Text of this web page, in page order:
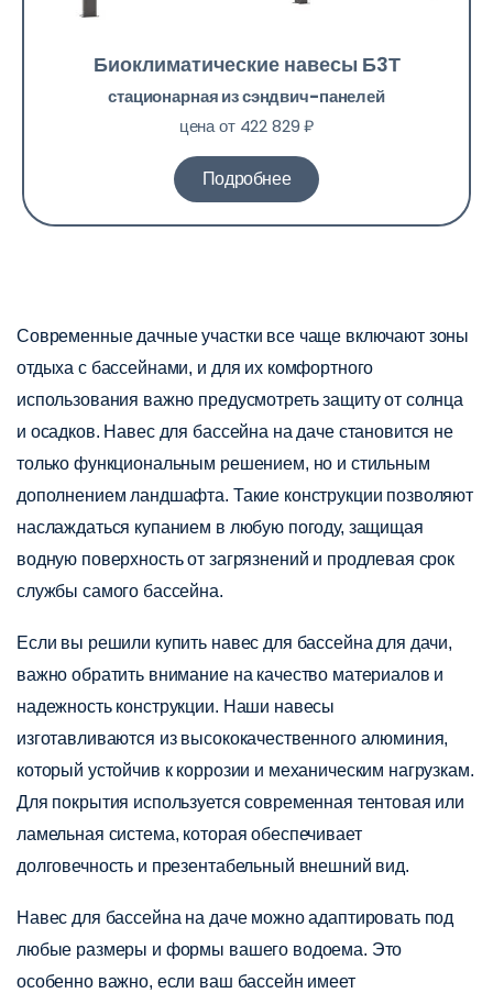
Биоклиматические навесы Б3Т​
стационарная из сэндвич-панелей
цена от 422 829 ₽
Подробнее
Современные дачные участки все чаще включают зоны
отдыха с бассейнами, и для их комфортного
использования важно предусмотреть защиту от солнца
и осадков. Навес для бассейна на даче становится не
только функциональным решением, но и стильным
дополнением ландшафта. Такие конструкции позволяют
наслаждаться купанием в любую погоду, защищая
водную поверхность от загрязнений и продлевая срок
службы самого бассейна.
Если вы решили купить навес для бассейна для дачи,
важно обратить внимание на качество материалов и
надежность конструкции. Наши навесы
изготавливаются из высококачественного алюминия,
который устойчив к коррозии и механическим нагрузкам.
Для покрытия используется современная тентовая или
ламельная система, которая обеспечивает
долговечность и презентабельный внешний вид.
Навес для бассейна на даче можно адаптировать под
любые размеры и формы вашего водоема. Это
особенно важно, если ваш бассейн имеет